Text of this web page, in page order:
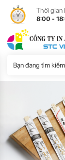
Thời gian
8:00 -